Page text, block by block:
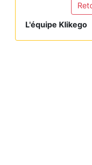
L'équipe Klikego